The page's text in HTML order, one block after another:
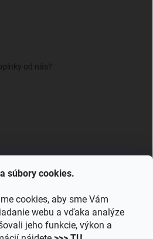
súbory cookies.
cookies, aby sme Vám
webu a vďaka analýze
jeho funkcie, výkon a
od nás?
výživy